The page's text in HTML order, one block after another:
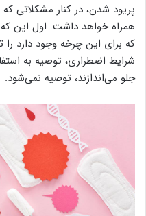
پریود شدن، در کنار مشکلاتی
همراه خواهد داشت. اول این که
که برای این چرخه وجود دارد
شرایط اضطراری، توصیه به
جلو می‌اندازند، توصیه نمی‌شود.